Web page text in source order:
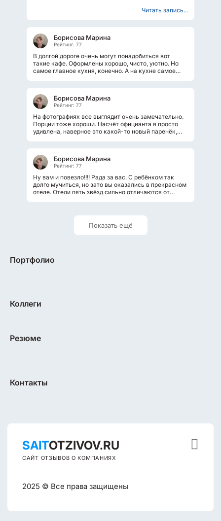
Читать запись...
Борисова Марина
Рейтинг: 77
В долгой дороге очень могут понадобиться вот
такие кафе. Оформлены хорошо, чисто, уютно. Но
самое главное кухня, конечно. А на кухне самое
Борисова Марина
Рейтинг: 77
На фотографиях все выглядит очень замечательно.
Порции тоже хороши. Насчёт официанта я просто
удивлена, наверное это какой-то новый паренёк,
Борисова Марина
Рейтинг: 77
Ну вам и повезло!!!! Рада за вас. С ребёнком так
долго мучиться, но зато вы оказались в прекрасном
отеле. Отели пять звёзд сильно отличаются от
Показать ещё
Портфолио
Коллеги
Резюме
Контакты
SAITOTZIVOV.RU
САЙТ ОТЗЫВОВ О КОМПАНИЯХ
2025 © Все права защищены
